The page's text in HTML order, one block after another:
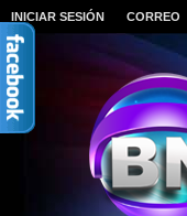
INICIAR SESIÓN CORREO